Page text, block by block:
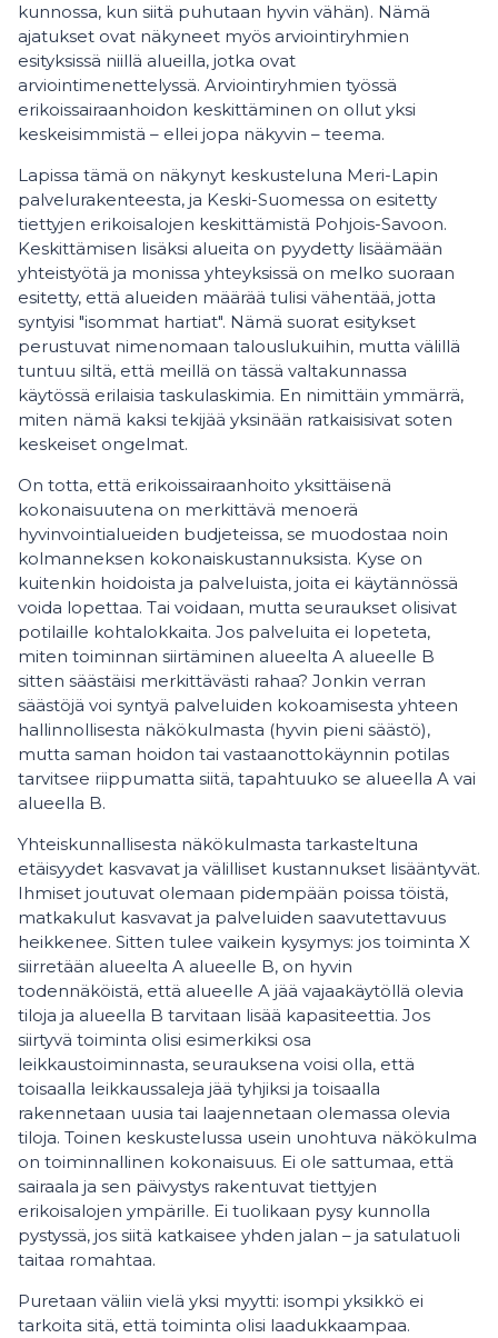
kunnossa, kun siitä puhutaan hyvin vähän). Nämä
ajatukset ovat näkyneet myös arviointiryhmien
esityksissä niillä alueilla, jotka ovat
arviointimenettelyssä. Arviointiryhmien työssä
erikoissairaanhoidon keskittäminen on ollut yksi
keskeisimmistä – ellei jopa näkyvin – teema.
Lapissa tämä on näkynyt keskusteluna Meri-Lapin
palvelurakenteesta, ja Keski-Suomessa on esitetty
tiettyjen erikoisalojen keskittämistä Pohjois-Savoon.
Keskittämisen lisäksi alueita on pyydetty lisäämään
yhteistyötä ja monissa yhteyksissä on melko suoraan
esitetty, että alueiden määrää tulisi vähentää, jotta
syntyisi "isommat hartiat". Nämä suorat esitykset
perustuvat nimenomaan talouslukuihin, mutta välillä
tuntuu siltä, että meillä on tässä valtakunnassa
käytössä erilaisia taskulaskimia. En nimittäin ymmärrä,
miten nämä kaksi tekijää yksinään ratkaisisivat soten
keskeiset ongelmat.
On totta, että erikoissairaanhoito yksittäisenä
kokonaisuutena on merkittävä menoerä
hyvinvointialueiden budjeteissa, se muodostaa noin
kolmanneksen kokonaiskustannuksista. Kyse on
kuitenkin hoidoista ja palveluista, joita ei käytännössä
voida lopettaa. Tai voidaan, mutta seuraukset olisivat
potilaille kohtalokkaita. Jos palveluita ei lopeteta,
miten toiminnan siirtäminen alueelta A alueelle B
sitten säästäisi merkittävästi rahaa? Jonkin verran
säästöjä voi syntyä palveluiden kokoamisesta yhteen
hallinnollisesta näkökulmasta (hyvin pieni säästö),
mutta saman hoidon tai vastaanottokäynnin potilas
tarvitsee riippumatta siitä, tapahtuuko se alueella A vai
alueella B.
Yhteiskunnallisesta näkökulmasta tarkasteltuna
etäisyydet kasvavat ja välilliset kustannukset lisääntyvät.
Ihmiset joutuvat olemaan pidempään poissa töistä,
matkakulut kasvavat ja palveluiden saavutettavuus
heikkenee. Sitten tulee vaikein kysymys: jos toiminta X
siirretään alueelta A alueelle B, on hyvin
todennäköistä, että alueelle A jää vajaakäytöllä olevia
tiloja ja alueella B tarvitaan lisää kapasiteettia. Jos
siirtyvä toiminta olisi esimerkiksi osa
leikkaustoiminnasta, seurauksena voisi olla, että
toisaalla leikkaussaleja jää tyhjiksi ja toisaalla
rakennetaan uusia tai laajennetaan olemassa olevia
tiloja. Toinen keskustelussa usein unohtuva näkökulma
on toiminnallinen kokonaisuus. Ei ole sattumaa, että
sairaala ja sen päivystys rakentuvat tiettyjen
erikoisalojen ympärille. Ei tuolikaan pysy kunnolla
pystyssä, jos siitä katkaisee yhden jalan – ja satulatuoli
taitaa romahtaa.
Puretaan väliin vielä yksi myytti: isompi yksikkö ei
tarkoita sitä, että toiminta olisi laadukkaampaa.